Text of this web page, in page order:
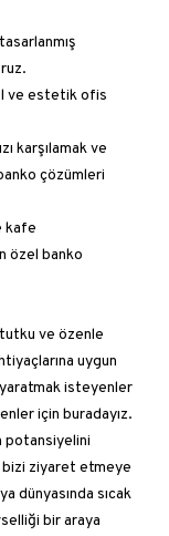
ve estetik ofis
karşılamak ve
çözümleri
kafe
özel banko
ve özenle
uygun
yaratmak isteyenler
için buradayız.
potansiyelini
bizi ziyaret etmeye
dünyasında sıcak
bir araya